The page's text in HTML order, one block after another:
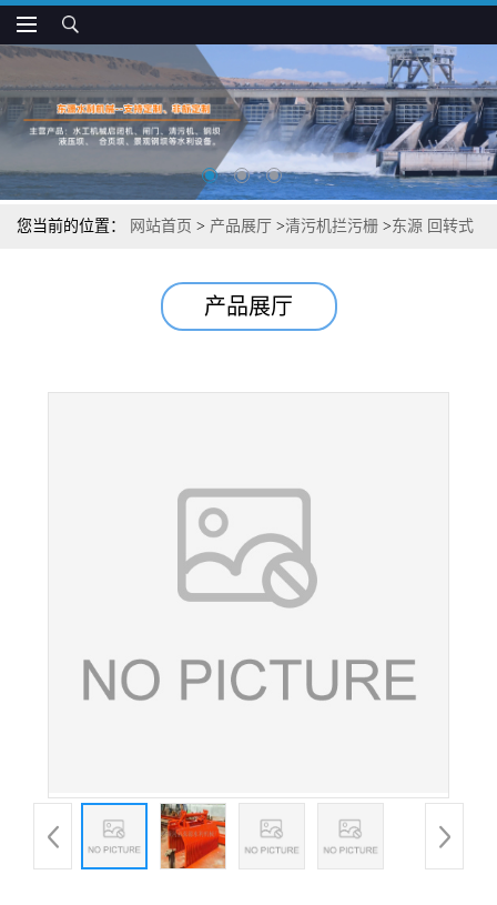
您当前的位置： 网站首页 > 产品展厅 >清污机拦污栅 >东源 回转式
产品展厅